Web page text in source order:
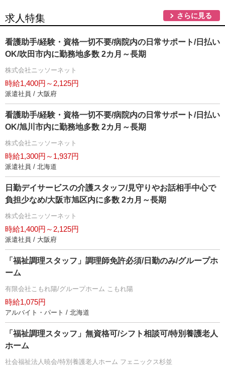
求人特集 さらに見る
看護助手/経験・資格一切不要/病院内の日常サポート/日払い
OK/吹田市内に勤務地多数 2カ月～長期
株式会社ニッソーネット
時給1,400円～2,125円
派遣社員 / 大阪府
看護助手/経験・資格一切不要/病院内の日常サポート/日払い
OK/旭川市内に勤務地多数 2カ月～長期
株式会社ニッソーネット
時給1,300円～1,937円
派遣社員 / 北海道
日勤デイサービスの介護スタッフ/見守りやお話相手中心で
負担少なめ/大阪市旭区内に多数 2カ月～長期
株式会社ニッソーネット
時給1,400円～2,125円
派遣社員 / 大阪府
「福祉調理スタッフ」調理師免許必須/日勤のみ/グループホ
ーム
有限会社こもれ陽/グループホーム こもれ陽
時給1,075円
アルバイト・パート / 北海道
「福祉調理スタッフ」無資格可/シフト相談可/特別養護老人
ホーム
社会福祉法人暁会/特別養護老人ホーム フェニックス杉並